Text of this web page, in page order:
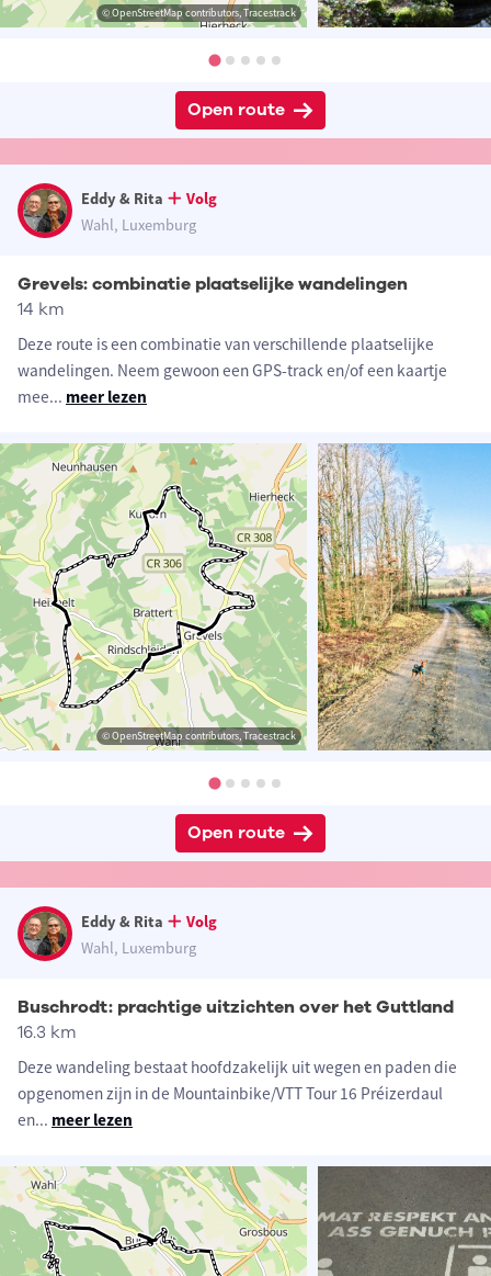
© OpenStreetMap contributors, Tracestrack
Open route
Eddy & Rita
Volg
Wahl, Luxemburg
Grevels: combinatie plaatselijke wandelingen
14 km
Deze route is een combinatie van verschillende plaatselijke
wandelingen. Neem gewoon een GPS-track en/of een kaartje
mee... meer lezen
© OpenStreetMap contributors, Tracestrack
Open route
Eddy & Rita
Volg
Wahl, Luxemburg
Buschrodt: prachtige uitzichten over het Guttland
16.3 km
Deze wandeling bestaat hoofdzakelijk uit wegen en paden die
opgenomen zijn in de Mountainbike/VTT Tour 16 Préizerdaul
en... meer lezen